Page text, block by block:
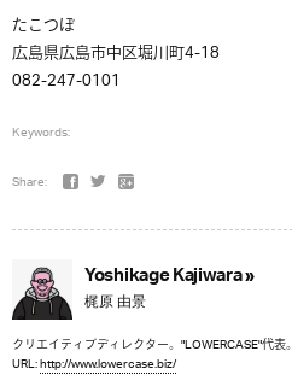
たこつぼ
広島県広島市中区堀川町4-18
082-247-0101
Keywords:
Share:
Yoshikage Kajiwara »
梶原 由景
クリエイティブディレクター。"LOWERCASE"代表。
URL:http://www.lowercase.biz/